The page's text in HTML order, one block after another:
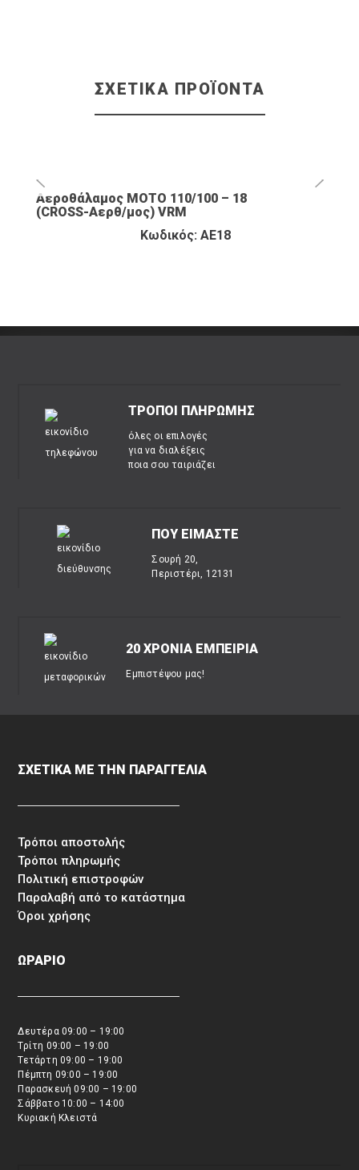
ΣΧΕΤΙΚΆ ΠΡΟΪΌΝΤΑ
Αεροθάλαμος ΜΟΤΟ 110/100 – 18
(CROSS-Αερθ/μος) VRM
Κωδικός: ΑΕ18
ΤΡΟΠΟΙ ΠΛΗΡΩΜΗΣ
όλες οι επιλογές
για να διαλέξεις
ποια σου ταιριάζει
ΠΟΥ ΕΙΜΑΣΤΕ
Σουρή 20,
Περιστέρι, 12131
20 ΧΡΟΝΙΑ ΕΜΠΕΙΡΙΑ
Εμπιστέψου μας!
ΣΧΕΤΙΚΑ ΜΕ ΤΗΝ ΠΑΡΑΓΓΕΛΙΑ
Τρόποι αποστολής
Τρόποι πληρωμής
Πολιτική επιστροφών
Παραλαβή από το κατάστημα
Όροι χρήσης
ΩΡΑΡΙΟ
Δευτέρα 09:00 – 19:00
Τρίτη 09:00 – 19:00
Τετάρτη 09:00 – 19:00
Πέμπτη 09:00 – 19:00
Παρασκευή 09:00 – 19:00
Σάββατο 10:00 – 14:00
Κυριακή Κλειστά